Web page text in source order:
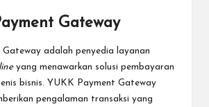
Gateway
Gateway adalah penyedia layanan
yang menawarkan solusi pembayaran
bisnis. YUKK Payment Gateway
pengalaman transaksi yang